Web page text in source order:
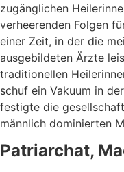
zugänglichen
verheerenden Folgen
einer Zeit, in der die
ausgebildeten Ärzte
traditionellen
schuf ein Vakuum in
festigte die
männlich dominierten
Patriarchat,